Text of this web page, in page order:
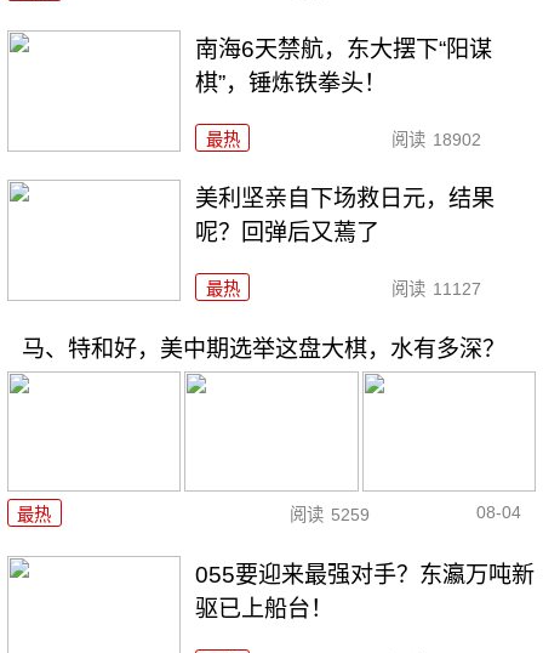
南海6天禁航，东大摆下“阳谋
棋”，锤炼铁拳头！
最热 阅读 18902
美利坚亲自下场救日元，结果
呢？回弹后又蔫了
最热 阅读 11127
马、特和好，美中期选举这盘大棋，水有多深？
最热 阅读 5259 08-04
055要迎来最强对手？东瀛万吨新
驱已上船台！